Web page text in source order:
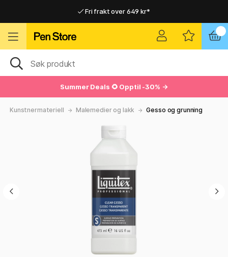
Fri frakt over 649 kr*
Raskt til dør eller utleveringssted
Raskt til dør eller utleveringssted
Summer Deals 🌻 Opptil -30% →
Kunstnermateriell Malemedier og lakk Gesso og grunning